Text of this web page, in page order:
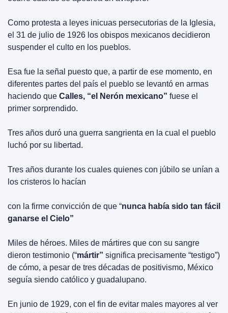
Como protesta a leyes inicuas persecutorias de la Iglesia,
el 31 de julio de 1926 los obispos mexicanos decidieron
suspender el culto en los pueblos.
Esa fue la señal puesto que, a partir de ese momento, en
diferentes partes del país el pueblo se levantó en armas
haciendo que Calles, “el Nerón mexicano” fuese el
primer sorprendido.
Tres años duró una guerra sangrienta en la cual el pueblo
luchó por su libertad.
Tres años durante los cuales quienes con júbilo se unían a
los cristeros lo hacían
con la firme convicción de que “nunca había sido tan fácil
ganarse el Cielo”
Miles de héroes. Miles de mártires que con su sangre
dieron testimonio (“mártir” significa precisamente “testigo”)
de cómo, a pesar de tres décadas de positivismo, México
seguía siendo católico y guadalupano.
En junio de 1929, con el fin de evitar males mayores al ver